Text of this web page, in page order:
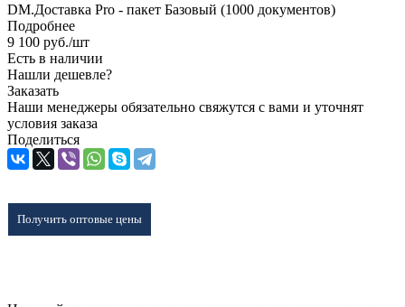
DM.Доставка Pro - пакет Базовый (1000 документов)
Подробнее
9 100 руб./шт
Есть в наличии
Нашли дешевле?
Заказать
Наши менеджеры обязательно свяжутся с вами и уточнят
условия заказа
Поделиться
Получить оптовые цены